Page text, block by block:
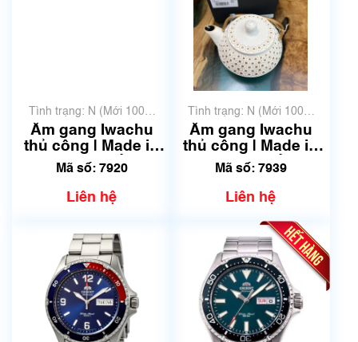
Tình trạng: N (Mới 100%
chưa qua sử dụng)
Ấm gang Iwachu
thủ công | Made in
Japan | Mã số 7920
Mã số: 7920
Liên hệ
Tình trạng: N (Mới 100%
chưa qua sử dụng)
Ấm gang Iwachu
thủ công | Made in
Japan | Mã số 7939
Mã số: 7939
Liên hệ